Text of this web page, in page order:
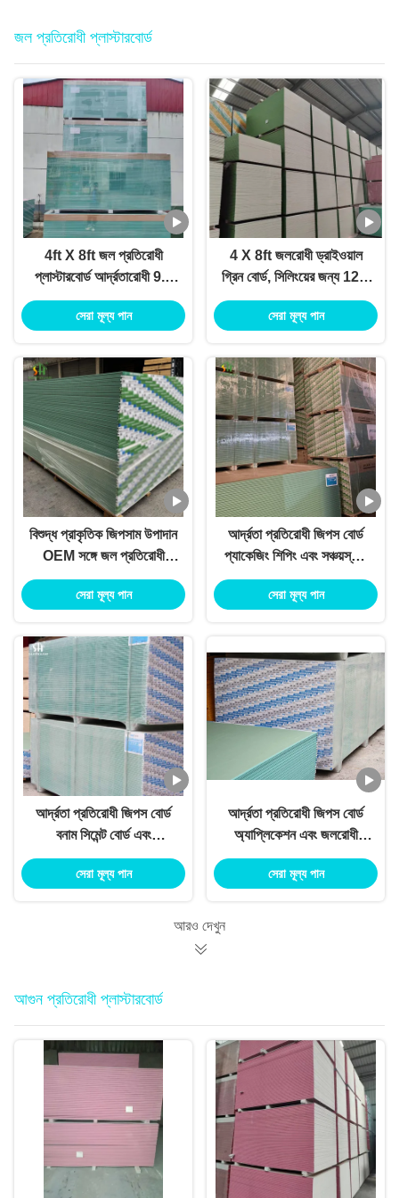
জল প্রতিরোধী প্লাস্টারবোর্ড
4ft X 8ft জল প্রতিরোধী
প্লাস্টারবোর্ড আর্দ্রতারোধী 9.5
মিমি পুরুত্ব
সেরা মূল্য পান
4 X 8ft জলরোধী ড্রাইওয়াল
গ্রিন বোর্ড, সিলিংয়ের জন্য 12.5
মিমি প্লাস্টারবোর্ড টেপারড এজ
সেরা মূল্য পান
বিশুদ্ধ প্রাকৃতিক জিপসাম উপাদান
OEM সঙ্গে জল প্রতিরোধী
প্লাস্টারবোর্ড চাঙ্গা
সেরা মূল্য পান
আর্দ্রতা প্রতিরোধী জিপস বোর্ড
প্যাকেজিং শিপিং এবং সঞ্চয়স্থান
সুরক্ষা
সেরা মূল্য পান
আর্দ্রতা প্রতিরোধী জিপস বোর্ড
বনাম সিমেন্ট বোর্ড এবং
ম্যাগনেসিয়াম বোর্ড
সেরা মূল্য পান
আর্দ্রতা প্রতিরোধী জিপস বোর্ড
অ্যাপ্লিকেশন এবং জলরোধী
সীমাবদ্ধতা
সেরা মূল্য পান
আরও দেখুন
আগুন প্রতিরোধী প্লাস্টারবোর্ড